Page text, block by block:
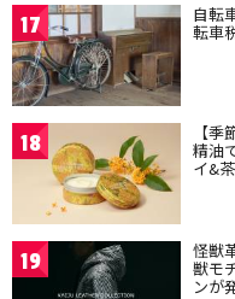
17 自転
転車
18 【
精油
イ&
19 怪獣
獣モ
ンが